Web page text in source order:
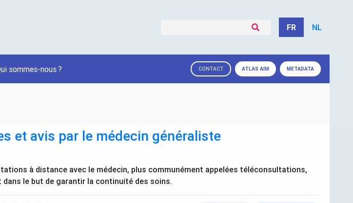
FR NL
sommes-nous? CONTACT ATLAS AIM METADATA
et avis par le médecin généraliste
à distance avec le médecin, plus communément appelées téléconsultations,
le but de garantir la continuité des soins.